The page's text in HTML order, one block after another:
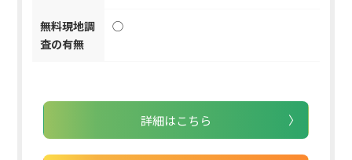
無料現地調
査の有無
◯
詳細はこちら